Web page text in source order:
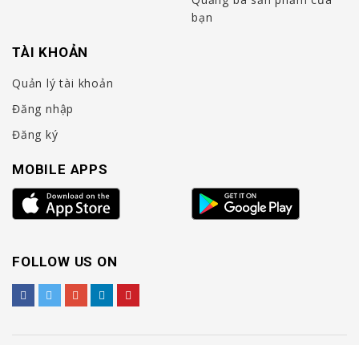
bạn
TÀI KHOẢN
Quản lý tài khoản
Đăng nhập
Đăng ký
MOBILE APPS
FOLLOW US ON